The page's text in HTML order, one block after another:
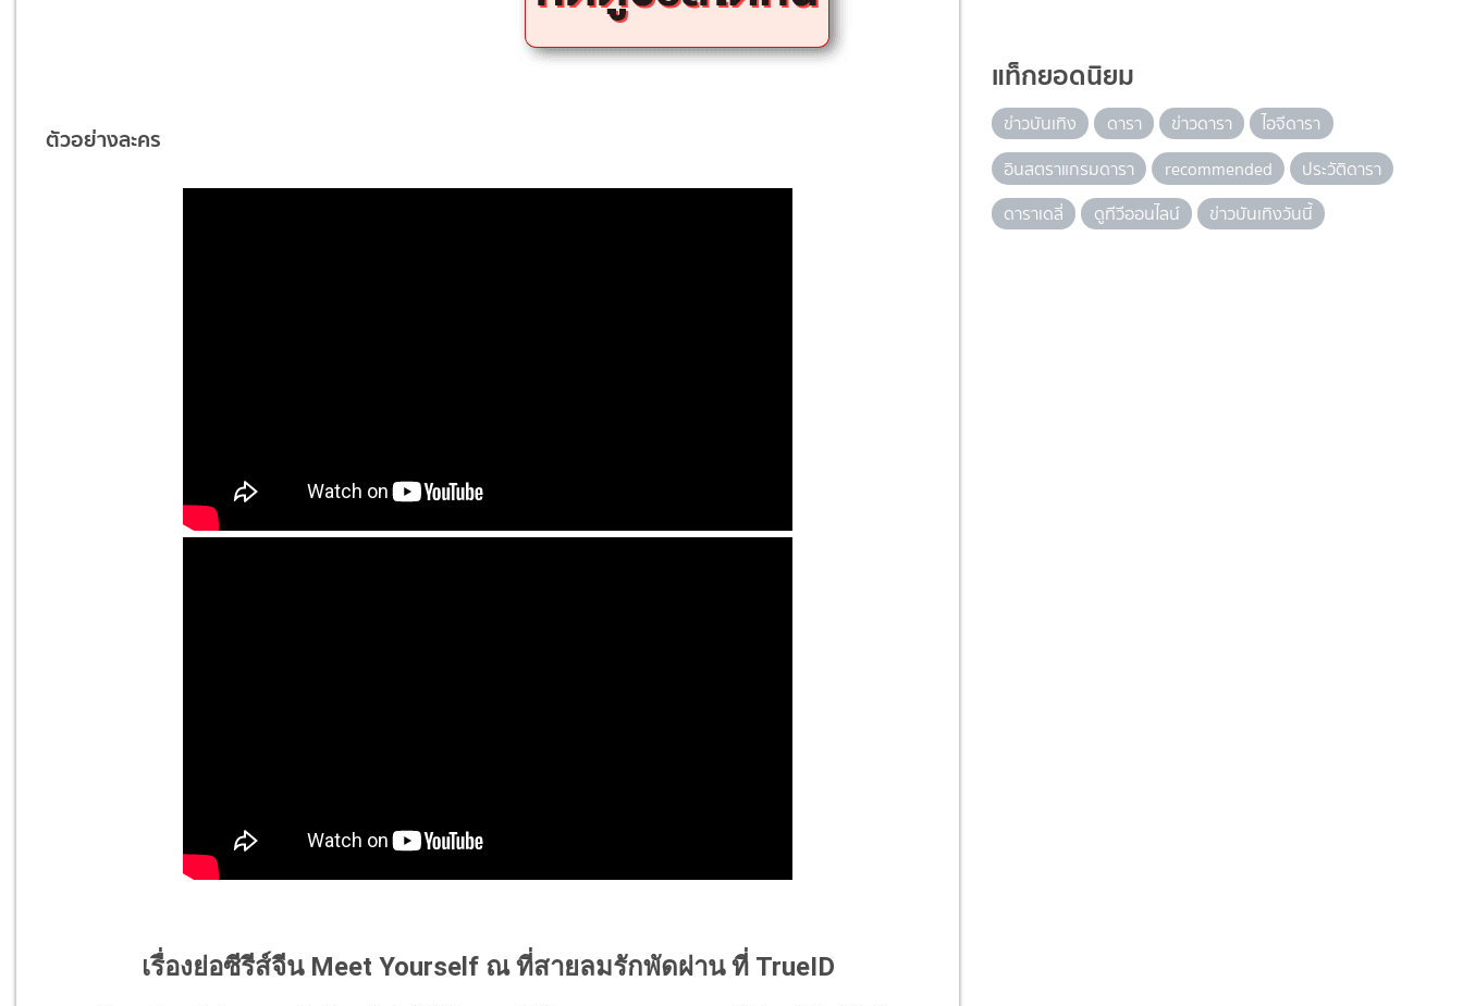
ตัวอย่างละคร
เรื่องย่อซีรีส์จีน Meet Yourself ณ ที่สายลมรักพัดผ่าน ที่ TrueID
แท็กยอดนิยม
ข่าวบันเทิง ดารา ข่าวดารา
ไอจีดารา
อินสตราแกรมดารา
recommended
ประวัติดารา
ดาราเดลี่
ดูทีวีออนไลน์ ข่าวบันเทิงวันนี้